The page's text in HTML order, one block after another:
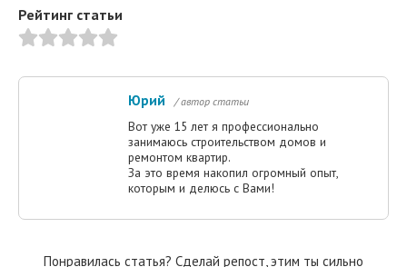
Рейтинг статьи
Юрий / автор статьи
Вот уже 15 лет я профессионально
занимаюсь строительством домов и
ремонтом квартир.
За это время накопил огромный опыт,
которым и делюсь с Вами!
Понравилась статья? Сделай репост, этим ты сильно